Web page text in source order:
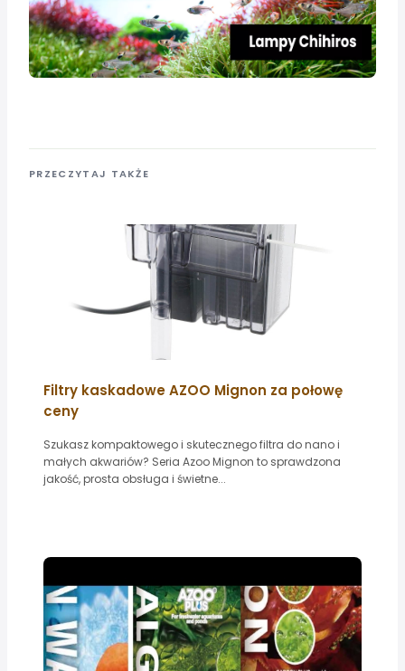
PRZECZYTAJ TAKŻE
Filtry kaskadowe AZOO Mignon za połowę
ceny
Szukasz kompaktowego i skutecznego filtra do nano i
małych akwariów? Seria Azoo Mignon to sprawdzona
jakość, prosta obsługa i świetne...